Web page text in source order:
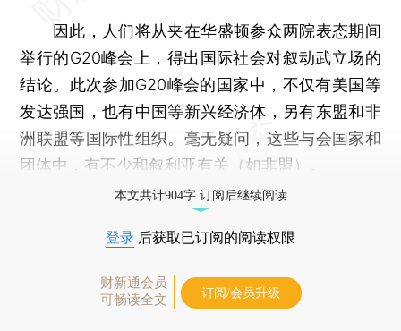
因此，人们将从夹在华盛顿参众两院表态期间
举行的G20峰会上，得出国际社会对叙动武立场的
结论。此次参加G20峰会的国家中，不仅有美国等
发达强国，也有中国等新兴经济体，另有东盟和非
洲联盟等国际性组织。毫无疑问，这些与会国家和
团体中，有不少和叙利亚有关（如非盟）。
本文共计904字 订阅后继续阅读
登录 后获取已订阅的阅读权限
财新通会员
可畅读全文
订阅/会员升级